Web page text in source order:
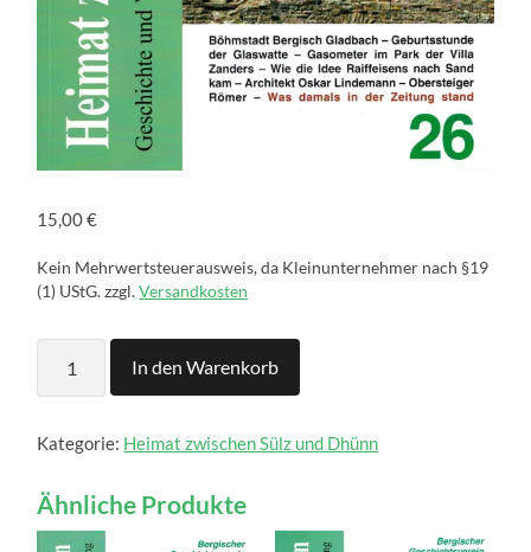
15,00€
Kein Mehrwertsteuerausweis, da Kleinunternehmer nach §19
(1) UStG. zzgl.Versandkosten
zwischen
Sülz
Dhünn
-
26
Menge
In den Warenkorb
Kategorie: Heimat zwischen Sülz und Dhünn
Ähnliche Produkte